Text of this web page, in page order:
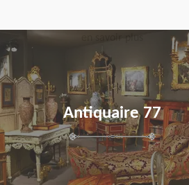
Antiquaire 77